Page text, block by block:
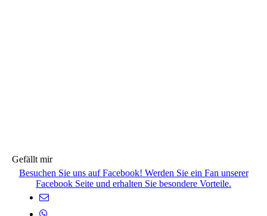
Gefällt mir
Besuchen Sie uns auf Facebook! Werden Sie ein Fan unserer
Facebook Seite und erhalten Sie besondere Vorteile.